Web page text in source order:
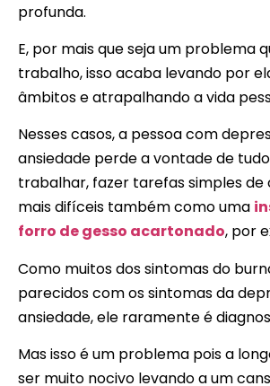
profunda.
E, por mais que seja um problema
trabalho, isso acaba levando por
âmbitos e atrapalhando a vida
Nesses casos, a pessoa com
ansiedade perde a vontade de
trabalhar, fazer tarefas simples de
mais difíceis também como uma
forro de gesso acartonado, por
Como muitos dos sintomas do
parecidos com os sintomas da
ansiedade, ele raramente é
Mas isso é um problema pois a
ser muito nocivo levando a um